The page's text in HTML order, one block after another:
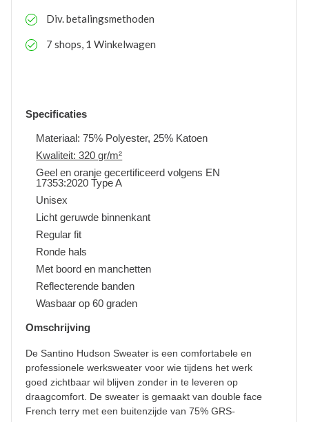
Div. betalingsmethoden
7 shops, 1 Winkelwagen
Specificaties
Materiaal: 75% Polyester, 25% Katoen
Kwaliteit: 320 gr/m²
Geel en oranje gecertificeerd volgens EN
17353:2020 Type A
Unisex
Licht geruwde binnenkant
Regular fit
Ronde hals
Met boord en manchetten
Reflecterende banden
Wasbaar op 60 graden
Omschrijving
De Santino Hudson Sweater is een comfortabele en
professionele werksweater voor wie tijdens het werk
goed zichtbaar wil blijven zonder in te leveren op
draagcomfort. De sweater is gemaakt van double face
French terry met een buitenzijde van 75% GRS-